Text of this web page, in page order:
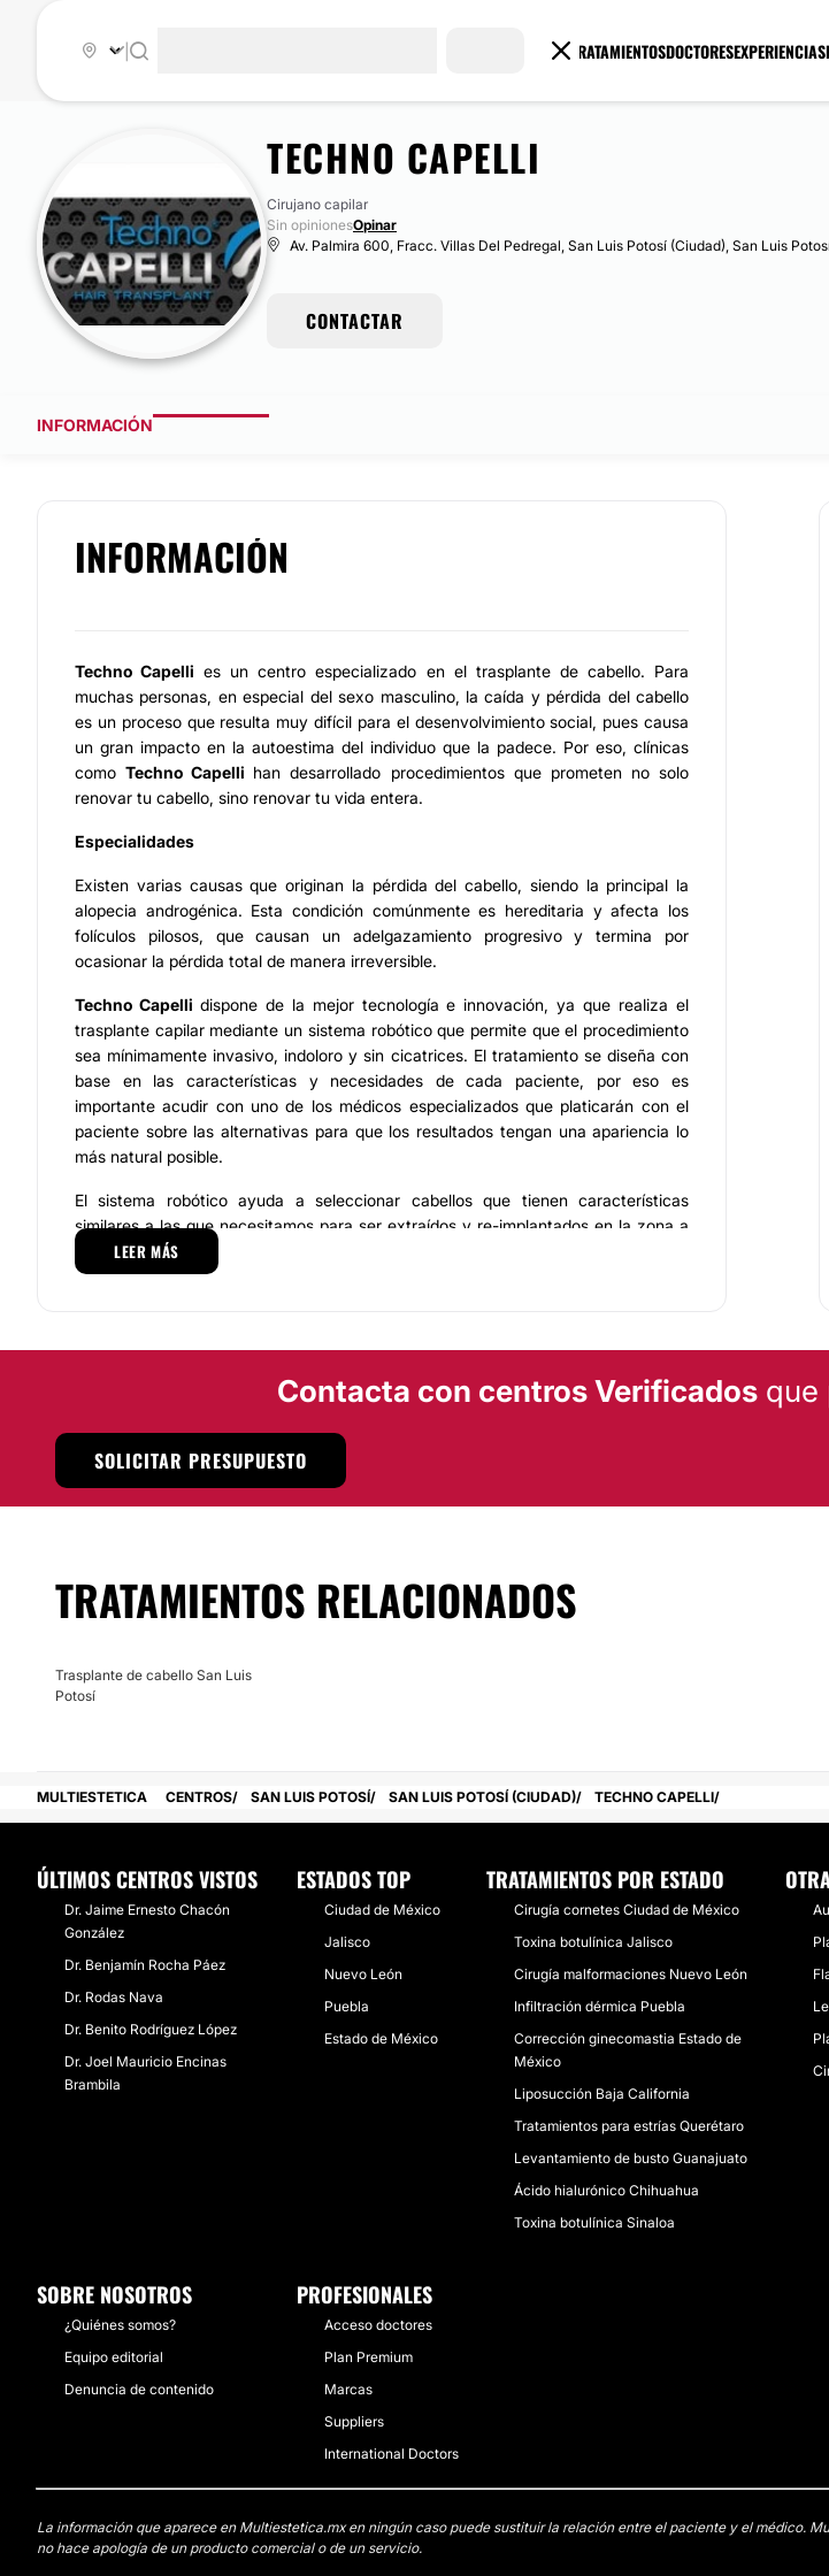
TRATAMIENTOSDOCTORESEXPERIENCIAS
TECHNO CAPELLI
Cirujano capilar
Sin opinionesOpinar
Av. Palmira 600, Fracc. Villas Del Pedregal, San Luis Potosí (Ciudad), San Luis
CONTACTAR
INFORMACIÓN
INFORMACIÓN
Techno Capelli es un centro especializado en el trasplante de cabello. Para
muchas personas, en especial del sexo masculino, la caída y pérdida del cabello
es un proceso que resulta muy difícil para el desenvolvimiento social, pues causa
un gran impacto en la autoestima del individuo que la padece. Por eso, clínicas
comoTechno Capelli han desarrollado procedimientos que prometen no solo
renovar tu cabello, sino renovar tu vida entera.
Especialidades
Existen varias causas que originan la pérdida del cabello, siendo la principal la
alopecia androgénica. Esta condición comúnmente es hereditaria y afecta los
folículos pilosos, que causan un adelgazamiento progresivo y termina por
ocasionar la pérdida total de manera irreversible.
Techno Capelli dispone de la mejor tecnología e innovación, ya que realiza el
trasplante capilar mediante un sistema robótico que permite que el procedimiento
sea mínimamente invasivo, indoloro y sin cicatrices. El tratamiento se diseña con
base en las características y necesidades de cada paciente, por eso es
importante acudir con uno de los médicos especializados que platicarán con el
paciente sobre las alternativas para que los resultados tengan una apariencia lo
más natural posible.
El sistema robótico ayuda a seleccionar cabellos que tienen características
similares a las que necesitamos para ser extraídos y re-implantados en la zona a
tratar. El sistema evita dañar el cabello preexistente cuidando que el número de
cabellos extraídos no provoque ningún cambio en el área y no se tengan suturas
calidad, creando una distribución perfecta de los sitios.
Con este sistema el paciente podrá volver a sus actividades diarias de inmediato,
el primer momento. Deja ya de sufrir la pérdida de cabello y quítate de encima
unos años, acude aTechno Capelli.
pone a sus órdenes en San Luis Potosí.
No
LEER MÁS
Contacta con centros Verificadosque
SOLICITAR PRESUPUESTO
TRATAMIENTOS RELACIONADOS
Trasplante de cabello San Luis
Potosí
MULTIESTETICA CENTROS SAN LUIS POTOSÍ SAN LUIS POTOSÍ (CIUDAD) TECHNO CAPELLI
ÚLTIMOS CENTROS VISTOS
Dr. Jaime Ernesto Chacón
González
Dr. Benjamín Rocha Páez
Dr. Rodas Nava
Dr. Benito Rodríguez López
Dr. Joel Mauricio Encinas
Brambila
ESTADOS TOP
Ciudad de México
Jalisco
Nuevo León
Puebla
Estado de México
TRATAMIENTOS POR ESTADO
Cirugía cornetes Ciudad de México
Toxina botulínica Jalisco
Cirugía malformaciones Nuevo León
Infiltración dérmica Puebla
Corrección ginecomastia Estado de
México
Liposucción Baja California
Tratamientos para estrías Querétaro
Levantamiento de busto Guanajuato
Ácido hialurónico Chihuahua
Toxina botulínica Sinaloa
SOBRE NOSOTROS
¿Quiénes somos?
Equipo editorial
Denuncia de contenido
PROFESIONALES
Acceso doctores
Plan Premium
Marcas
Suppliers
International Doctors
La información que aparece en Multiestetica.mx en ningún caso puede sustituir la relación entre el paciente y el médico.
no hace apología de un producto comercial o de un servicio.